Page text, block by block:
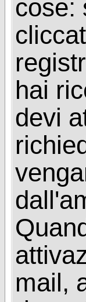
cose:
hai
devi
mail,